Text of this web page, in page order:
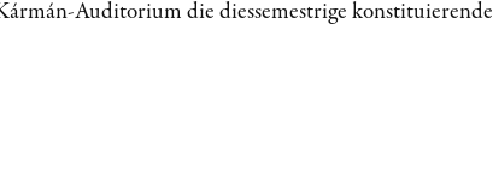
Auditorium die diessemestrige konstituierende